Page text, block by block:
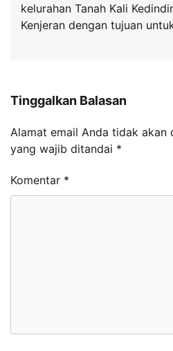
kelurahan Tanah Kali
Kenjeran dengan tujuan
Tinggalkan Balasan
Alamat email Anda tidak akan
yang wajib ditandai *
Komentar *